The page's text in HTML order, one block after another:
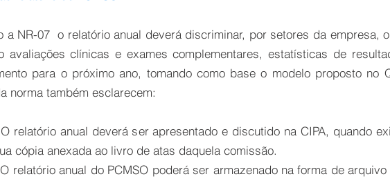
a NR-07 o relatório anual deverá discriminar, por setores da empresa,
avaliações clínicas e exames complementares, estatísticas de
para o próximo ano, tomando como base o modelo proposto
norma também esclarecem:
relatório anual deverá ser apresentado e discutido na CIPA, quando
cópia anexada ao livro de atas daquela comissão.
relatório anual do PCMSO poderá ser armazenado na forma de